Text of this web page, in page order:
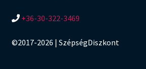
+36-30-322-3469
©2017-2026 | SzépségDiszkont